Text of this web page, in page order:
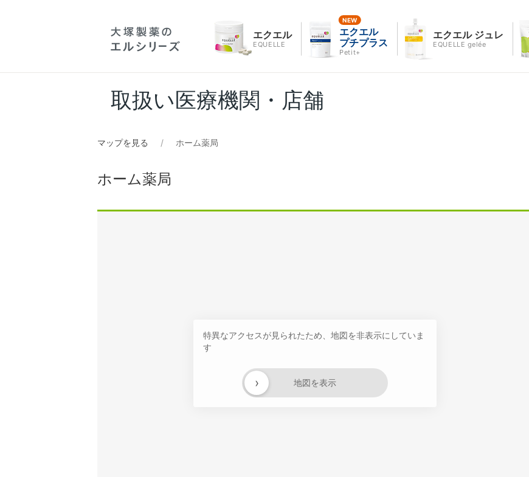
エクエル
EQUELLE
エクエル
プチプラス
Petit+
エクエル ジュレ
EQUELLE gelée
取扱い医療機関・店舗
マップを見る ホーム薬局
ホーム薬局
特異なアクセスが見られたため、地図を非表示にしていま
す
地図を表示
›